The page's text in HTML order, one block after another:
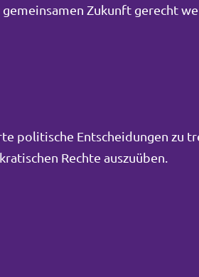
Zukunft gerecht
politische Entscheidungen zu
Rechte auszuüben.